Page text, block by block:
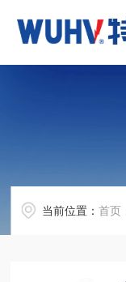
当前位置：首页